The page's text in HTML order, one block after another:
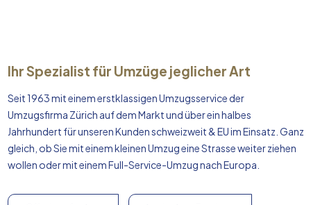
Ihr Spezialist für Umzüge jeglicher Art
Seit 1963 mit einem erstklassigen Umzugsservice der
Umzugsfirma Zürich auf dem Markt und über ein halbes
Jahrhundert für unseren Kunden schweizweit & EU im Einsatz. Ganz
gleich, ob Sie mit einem kleinen Umzug eine Strasse weiter ziehen
wollen oder mit einem Full-Service-Umzug nachEuropa